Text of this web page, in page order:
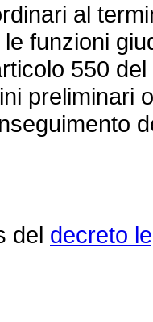
al
funzioni
550
preliminari
del decreto